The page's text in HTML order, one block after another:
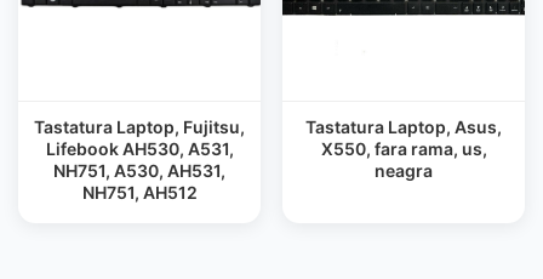
Tastatura Laptop, Fujitsu,
Lifebook AH530, A531,
NH751, A530, AH531,
NH751, AH512
Tastatura Laptop, Asus,
X550, fara rama, us,
neagra